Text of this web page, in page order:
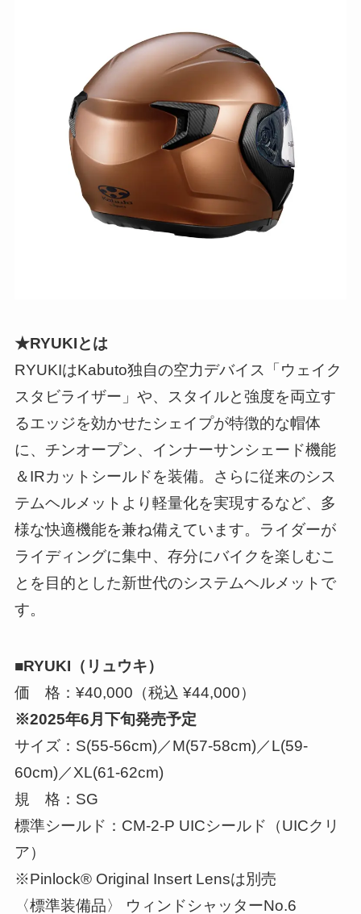
★RYUKIとは
RYUKIはKabuto独自の空力デバイス「ウェイク
スタビライザー」や、スタイルと強度を両立す
るエッジを効かせたシェイプが特徴的な帽体
に、チンオープン、インナーサンシェード機能
＆IRカットシールドを装備。さらに従来のシス
テムヘルメットより軽量化を実現するなど、多
様な快適機能を兼ね備えています。ライダーが
ライディングに集中、存分にバイクを楽しむこ
とを目的とした新世代のシステムヘルメットで
す。
■RYUKI（リュウキ）
価 格：¥40,000（税込 ¥44,000）
※2025年6月下旬発売予定
サイズ：S(55-56cm)／M(57-58cm)／L(59-
60cm)／XL(61-62cm)
規 格：SG
標準シールド：CM-2-P UICシールド（UICクリ
ア）
※Pinlock® Original Insert Lensは別売
〈標準装備品〉 ウィンドシャッターNo.6